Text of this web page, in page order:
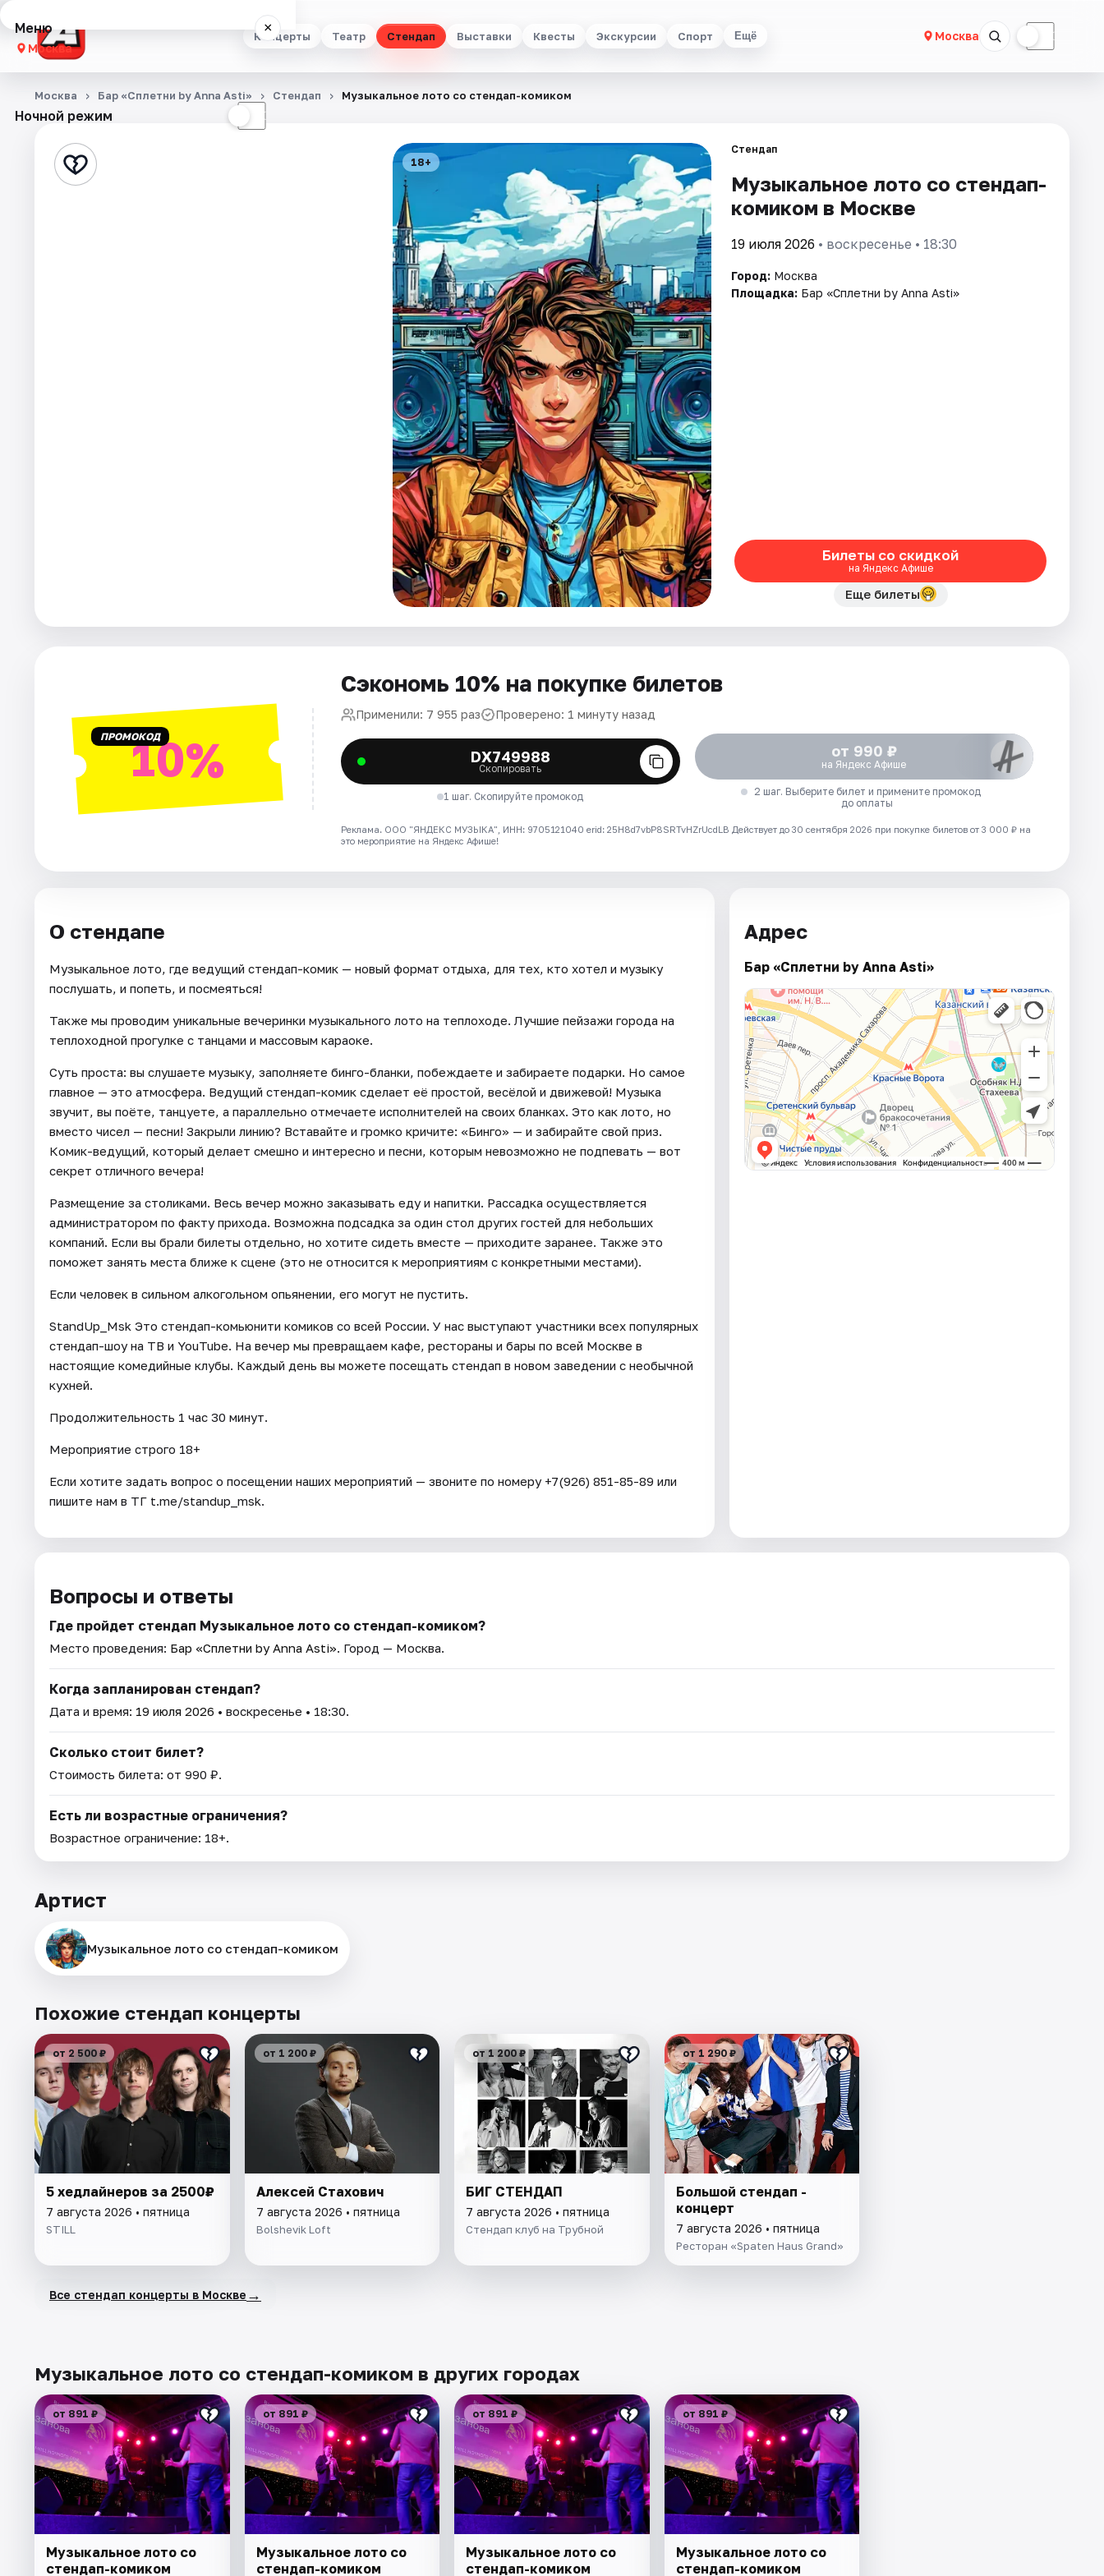
Концерты Театр Стендап Выставки Квесты Экскурсии Спорт Ещё Москва ☾
Меню ×
Москва
Концерты
Стендап
Ночной режим ☾
Москва Бар «Сплетни by Anna Asti» Стендап Музыкальное лото со стендап-комиком
18+
Стендап
Музыкальное лото со стендап-
комиком в Москве
19 июля 2026 • воскресенье • 18:30
Город: Москва
Площадка: Бар «Сплетни by Anna Asti»
Билеты со скидкой
на Яндекс Афише
Еще билеты
ПРОМОКОД10%
Сэкономь 10% на покупке билетов
Применили: 7 955 раз Проверено: 1 минуту назад
DX749988
Скопировать
1 шаг. Скопируйте промокод
от 990 ₽
на Яндекс Афише
2 шаг. Выберите билет и примените промокод
до оплаты
Реклама. ООО "ЯНДЕКС МУЗЫКА", ИНН: 9705121040 erid: 25H8d7vbP8SRTvHZrUcdLB Действует до 30 сентября 2026 при покупке билетов от 3 000 ₽ на
это мероприятие на Яндекс Афише!
О стендапе
Музыкальное лото, где ведущий стендап-комик — новый формат отдыха, для тех, кто хотел и музыку
послушать, и попеть, и посмеяться!
Также мы проводим уникальные вечеринки музыкального лото на теплоходе. Лучшие пейзажи города на
теплоходной прогулке с танцами и массовым караоке.
Суть проста: вы слушаете музыку, заполняете бинго-бланки, побеждаете и забираете подарки. Но самое
главное — это атмосфера. Ведущий стендап-комик сделает её простой, весёлой и движевой! Музыка
звучит, вы поёте, танцуете, а параллельно отмечаете исполнителей на своих бланках. Это как лото, но
вместо чисел — песни! Закрыли линию? Вставайте и громко кричите: «Бинго» — и забирайте свой приз.
Комик-ведущий, который делает смешно и интересно и песни, которым невозможно не подпевать — вот
секрет отличного вечера!
Размещение за столиками. Весь вечер можно заказывать еду и напитки. Рассадка осуществляется
администратором по факту прихода. Возможна подсадка за один стол других гостей для небольших
компаний. Если вы брали билеты отдельно, но хотите сидеть вместе — приходите заранее. Также это
поможет занять места ближе к сцене (это не относится к мероприятиям с конкретными местами).
Если человек в сильном алкогольном опьянении, его могут не пустить.
StandUp_Msk Это стендап-комьюнити комиков со всей России. У нас выступают участники всех популярных
стендап-шоу на ТВ и YouTube. На вечер мы превращаем кафе, рестораны и бары по всей Москве в
настоящие комедийные клубы. Каждый день вы можете посещать стендап в новом заведении с необычной
кухней.
Продолжительность 1 час 30 минут.
Мероприятие строго 18+
Если хотите задать вопрос о посещении наших мероприятий — звоните по номеру +7(926) 851-85-89 или
пишите нам в ТГ t.me/standup_msk.
Адрес
Бар «Сплетни by Anna Asti»
Вопросы и ответы
Где пройдет стендап Музыкальное лото со стендап-комиком?
Место проведения: Бар «Сплетни by Anna Asti». Город — Москва.
Когда запланирован стендап?
Дата и время: 19 июля 2026 • воскресенье • 18:30.
Сколько стоит билет?
Стоимость билета: от 990 ₽.
Есть ли возрастные ограничения?
Возрастное ограничение: 18+.
Артист
Музыкальное лото со стендап-комиком
Похожие стендап концерты
от 2 500 ₽
5 хедлайнеров за 2500₽
7 августа 2026 • пятница
STILL
от 1 200 ₽
Алексей Стахович
7 августа 2026 • пятница
Bolshevik Loft
от 1 200 ₽
БИГ СТЕНДАП
7 августа 2026 • пятница
Стендап клуб на Трубной
от 1 290 ₽
Большой стендап -
концерт
7 августа 2026 • пятница
Ресторан «Spaten Haus Grand»
Все стендап концерты в Москве →
Музыкальное лото со стендап-комиком в других городах
от 891 ₽
Музыкальное лото со
стендап-комиком
от 891 ₽
Музыкальное лото со
стендап-комиком
от 891 ₽
Музыкальное лото со
стендап-комиком
от 891 ₽
Музыкальное лото со
стендап-комиком